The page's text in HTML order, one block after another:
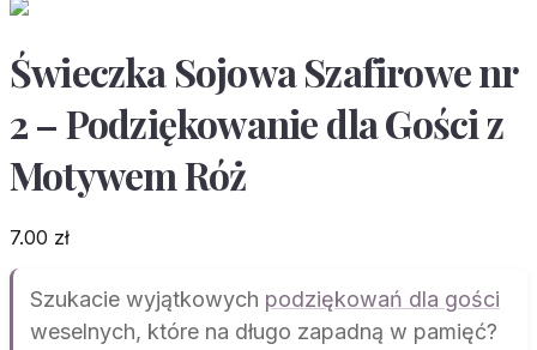
Świeczka Sojowa Szafirowe nr
2 – Podziękowanie dla Gości z
Motywem Róż
7.00 zł
Szukacie wyjątkowych podziękowań dla gości
weselnych, które na długo zapadną w pamięć?